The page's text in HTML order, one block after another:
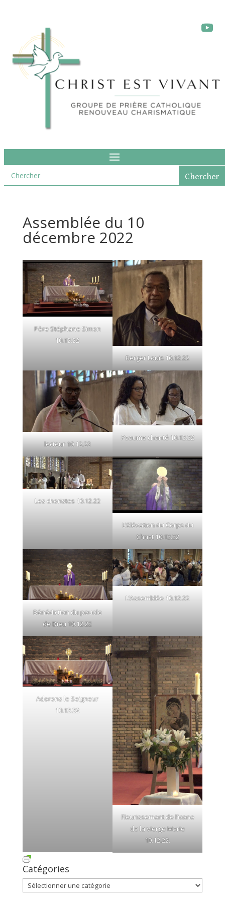
Assemblée du 10
décembre 2022
Père Stéphane Simon
10.12.22
Berger Louis 10.12.22
lecteur 10.12.22
Psaume chanté 10.12.22
Les choristes 10.12.22
L’élévation du Corps du
Christ 10.12.22
Bénédiction du peuole
de Dieu 10.12.22
L’Assemblée 10.12.22
Adorons le Seigneur
10.12.22
Fleurissement de l’icone
de la vierge Marie
10.12.22.
Catégories
Catégories